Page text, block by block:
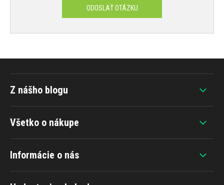
ODOSLAŤ OTÁZKU
Všetko o nákupe
Informácie o nás
Z nášho blogu